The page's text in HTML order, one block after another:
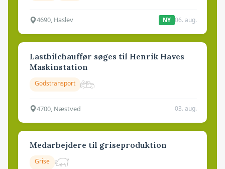
4690, Haslev NY 06. aug.
Lastbilchauffør søges til Henrik Haves
Maskinstation
Godstransport
4700, Næstved 03. aug.
Medarbejdere til griseproduktion
Grise